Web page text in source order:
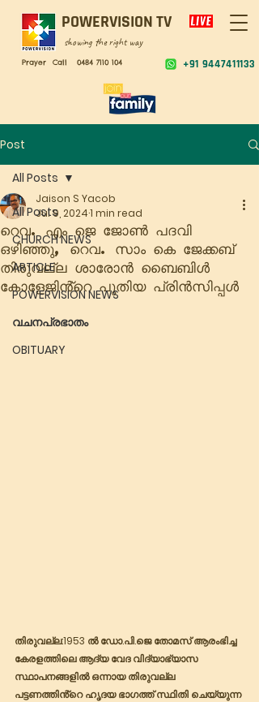
POWERVISION TV
showing the right way
+91 9447411133
Prayer Call 0484 7110 104
Post
All Posts
CHURCH NEWS
ARTICLE
POWERVISION NEWS
വചനപ്രഭാതം
OBITUARY
All Posts
റെവ. എം ജെ ജോൺ പദവി
ഒഴിഞ്ഞു, റെവ. സാം കെ ജേക്കബ്
തിരുവല്ല ശാരോൻ ബൈബിൾ
കോളേജിൻ്റെ പുതിയ പ്രിൻസിപ്പൾ
Jaison S Yacob
Jul 9, 20241 min read
തിരുവല്ല:1953 ൽ ഡോ.പി.ജെ തോമസ് ആരംഭിച്ച
കേരളത്തിലെ ആദ്യ വേദ വിദ്യാഭ്യാസ
സ്ഥാപനങ്ങളിൽ ഒന്നായ തിരുവല്ല
പട്ടണത്തിൻ്റെ ഹൃദയ ഭാഗത്ത് സ്ഥിതി ചെയ്യുന്ന